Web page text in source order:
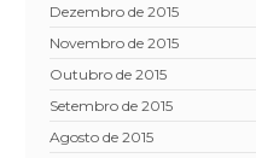
dezembro de 2015
novembro de 2015
outubro de 2015
setembro de 2015
agosto de 2015